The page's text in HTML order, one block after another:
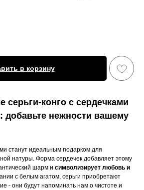
в корзину
серьги-конго с сердечками
добавьте нежности вашему
станут идеальным подарком для
натуры. Форма сердечек добавляет этому
шарм и символизирует любовь и
с белым агатом, серьги приобретают
- они будут напоминать нам о чистоте и